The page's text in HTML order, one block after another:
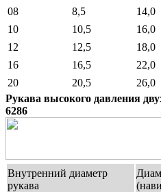
08
8,5 14,0
10
10,5 16,0
12
12,5 18,0
16
16,5 22,0
20
20,5 26,0
Рукава высокого давления
6286
Внутренний диаметр
рукава